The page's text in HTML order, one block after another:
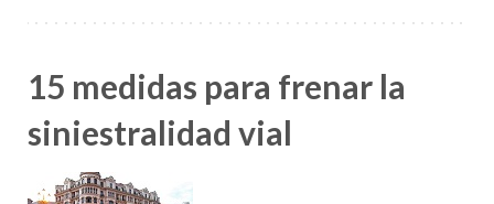
15 medidas para frenar la
siniestralidad vial